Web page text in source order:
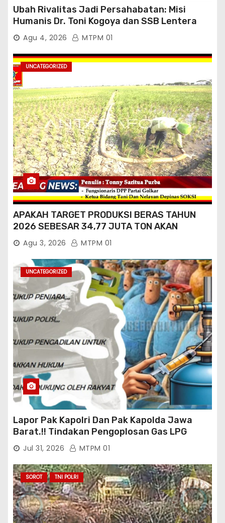
Ubah Rivalitas Jadi Persahabatan: Misi
Humanis Dr. Toni Kogoya dan SSB Lentera
TimurAgu 4, 2026 MTPM 01
UNCATEGORIZED
APAKAH TARGET PRODUKSI BERAS TAHUN
2026 SEBESAR 34,77 JUTA TON AKAN
TERCAPAI ?
Agu 3, 2026 MTPM 01
UNCATEGORIZED
Lapor Pak Kapolri Dan Pak Kapolda Jawa
Barat.!! Tindakan Pengoplosan Gas LPG
Bersubsidi Marak Terjadi Di Kabupaten Bogor
Persisnya di Babakan Madang: Tim
Aktifis/Jurnalis Meminta Pimpinan Polri Beri
Atensi Penindakan Sampai Penangkapan
Terhadap Pelaku
Jul 31, 2026 MTPM 01
SOROT TNI POLRI